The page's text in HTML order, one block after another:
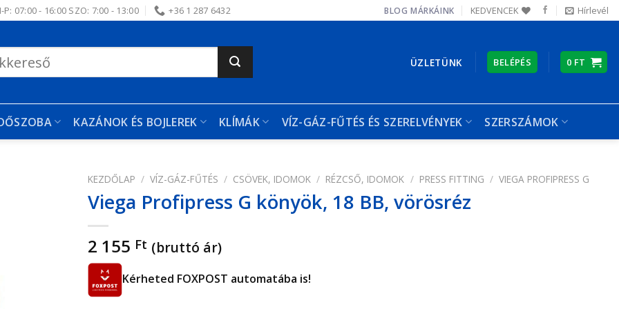
P: 07:00 - 16:00 SZO: 7:00 - 13:00 +36 1 287 6432 BLOG MÁRKÁINK KEDVENCEK Hírlevél
ÜZLETÜNK BELÉPÉS 0 FT
KAZÁNOK ÉS BOJLEREK KLÍMÁK VÍZ-GÁZ-FŰTÉS ÉS SZERELVÉNYEK SZERSZÁMOK
KEZDŐLAP / VÍZ-GÁZ-FŰTÉS / CSÖVEK, IDOMOK / RÉZCSŐ, IDOMOK / PRESS FITTING / VIEGA PROFIPRESS G
Viega Profipress G könyök, 18 BB, vörösréz
2 155 Ft (bruttó ár)
Kérheted FOXPOST automatába is!